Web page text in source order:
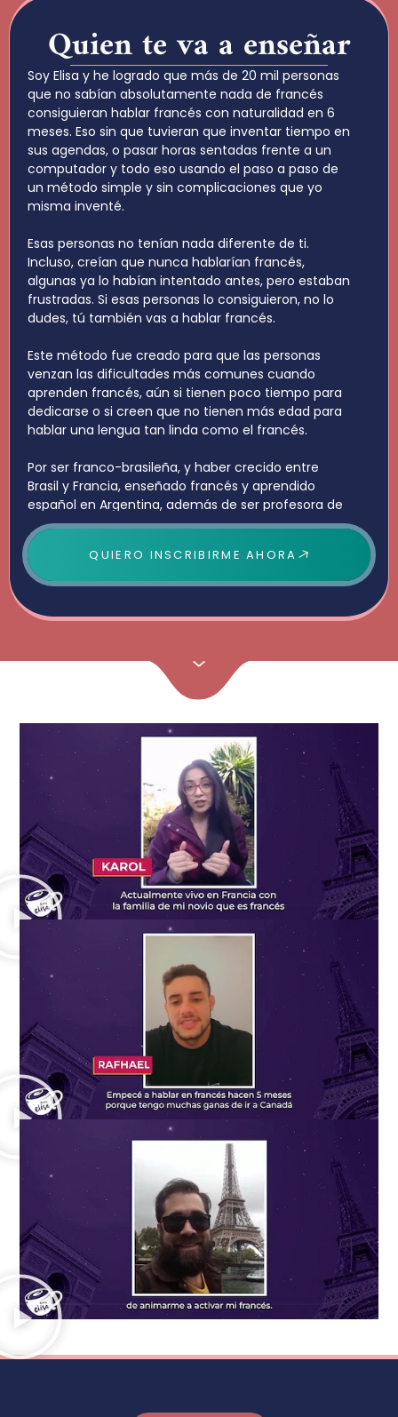
Quien te va a enseñar
Soy Elisa y he logrado que más de 20 mil personas
que no sabían absolutamente nada de francés
consiguieran hablar francés con naturalidad en 6
meses. Eso sin que tuvieran que inventar tiempo en
sus agendas, o pasar horas sentadas frente a un
computador y todo eso usando el paso a paso de
un método simple y sin complicaciones que yo
misma inventé.
Esas personas no tenían nada diferente de ti.
Incluso, creían que nunca hablarían francés,
algunas ya lo habían intentado antes, pero estaban
frustradas. Si esas personas lo consiguieron, no lo
dudes, tú también vas a hablar francés.
Este método fue creado para que las personas
venzan las dificultades más comunes cuando
aprenden francés, aún si tienen poco tiempo para
dedicarse o si creen que no tienen más edad para
hablar una lengua tan linda como el francés.
Por ser franco-brasileña, y haber crecido entre
Brasil y Francia, enseñado francés y aprendido
español en Argentina, además de ser profesora de
francés hace casi 20 años, el método que te voy a
entregar en el Programa de Francés Activo es
diferente de todo lo que has visto.
extrema naturalidad y total autonomía ¡EN SOLO 6
QUIERO INSCRIBIRME AHORA